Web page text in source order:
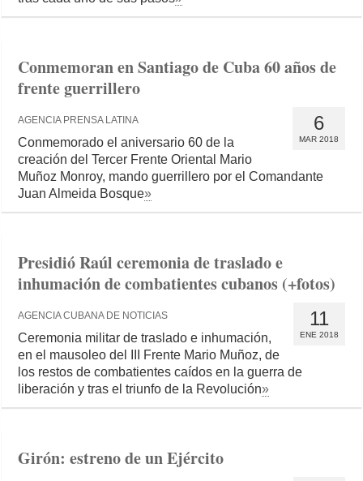
Conmemoran en Santiago de Cuba 60 años de
frente guerrillero
6
MAR 2018
AGENCIA PRENSA LATINA
Conmemorado el aniversario 60 de la
creación del Tercer Frente Oriental Mario
Muñoz Monroy, mando guerrillero por el Comandante
Juan Almeida Bosque»
Presidió Raúl ceremonia de traslado e
inhumación de combatientes cubanos (+fotos)
11
ENE 2018
AGENCIA CUBANA DE NOTICIAS
Ceremonia militar de traslado e inhumación,
en el mausoleo del III Frente Mario Muñoz, de
los restos de combatientes caídos en la guerra de
liberación y tras el triunfo de la Revolución»
Girón: estreno de un Ejército